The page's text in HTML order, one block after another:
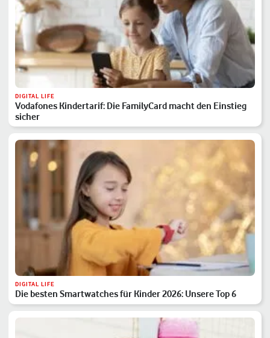
DIGITAL LIFE
Vodafones Kindertarif: Die FamilyCard macht den Einstieg
sicher
DIGITAL LIFE
Die besten Smartwatches für Kinder 2026: Unsere Top 6